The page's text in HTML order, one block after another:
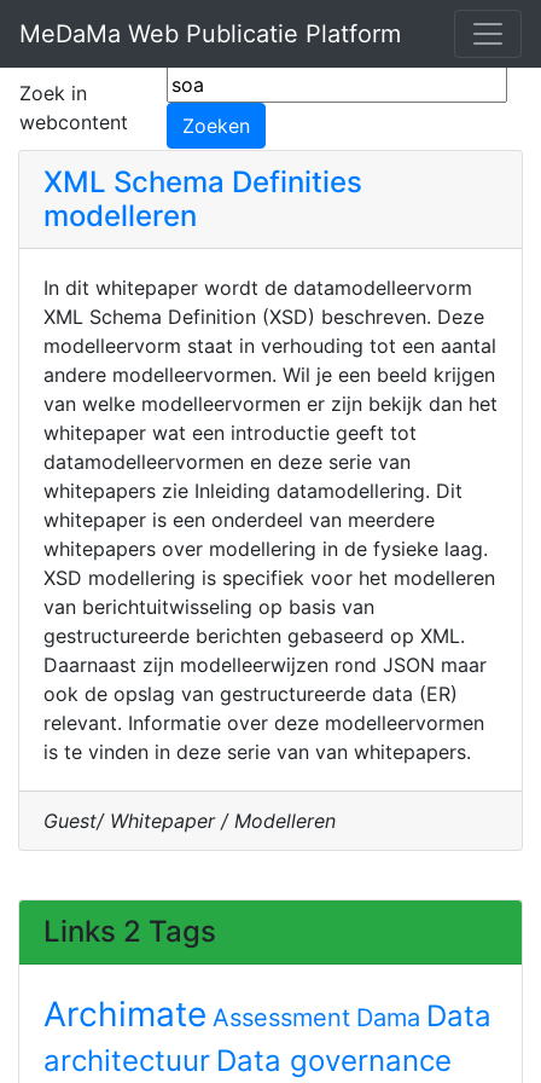
MeDaMa Web Publicatie Platform
Zoek in
webcontent
XML Schema Definities
modelleren
In dit whitepaper wordt de datamodelleervorm
XML Schema Definition (XSD) beschreven. Deze
modelleervorm staat in verhouding tot een aantal
andere modelleervormen. Wil je een beeld krijgen
van welke modelleervormen er zijn bekijk dan het
whitepaper wat een introductie geeft tot
datamodelleervormen en deze serie van
whitepapers zie Inleiding datamodellering. Dit
whitepaper is een onderdeel van meerdere
whitepapers over modellering in de fysieke laag.
XSD modellering is specifiek voor het modelleren
van berichtuitwisseling op basis van
gestructureerde berichten gebaseerd op XML.
Daarnaast zijn modelleerwijzen rond JSON maar
ook de opslag van gestructureerde data (ER)
relevant. Informatie over deze modelleervormen
is te vinden in deze serie van van whitepapers.
Guest/ Whitepaper / Modelleren
Links 2 Tags
Archimate Assessment Dama Data
architectuur Data governance